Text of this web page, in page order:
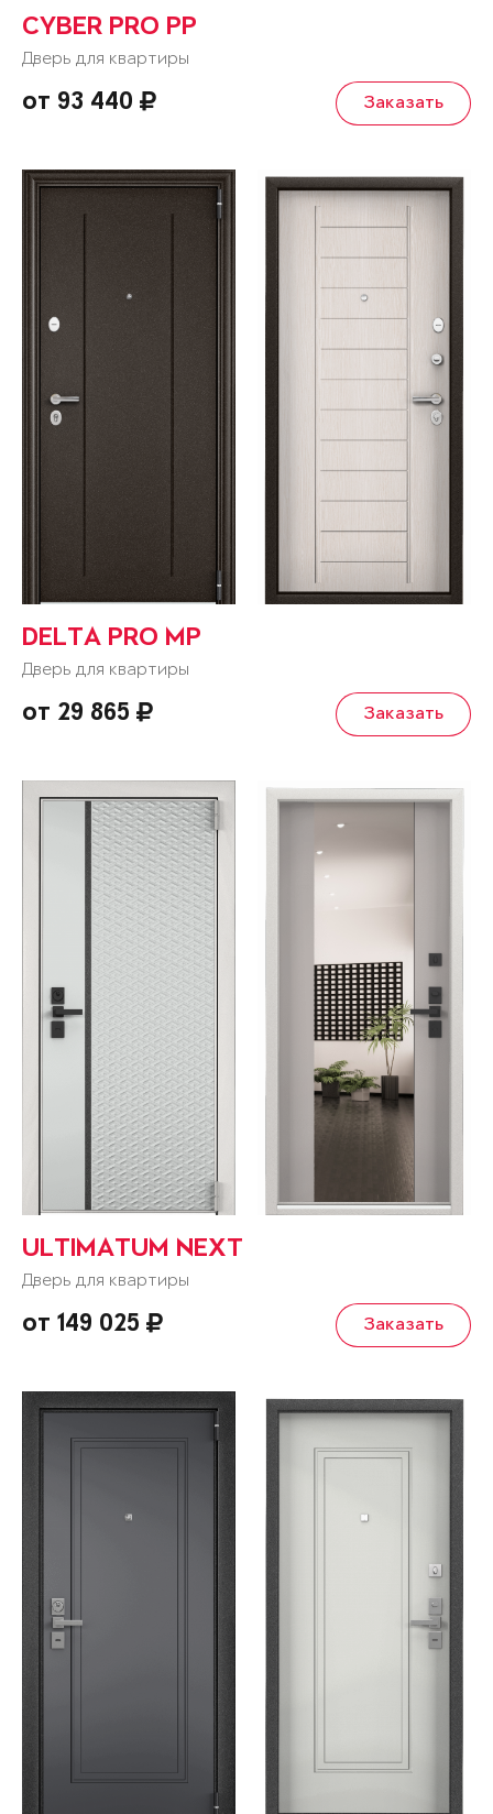
CYBER PRO PP
Дверь для квартиры
от 93 440 Заказать
DELTA PRO MP
Дверь для квартиры
от 29 865 Заказать
ULTIMATUM NEXT
Дверь для квартиры
от 149 025 Заказать